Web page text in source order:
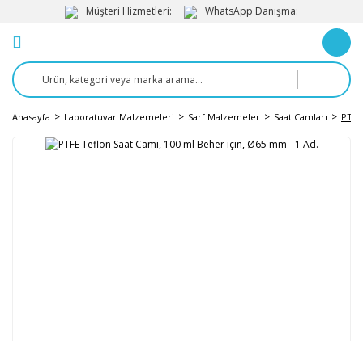
Müşteri Hizmetleri: WhatsApp Danışma:
Anasayfa Laboratuvar Malzemeleri Sarf Malzemeler Saat Camları